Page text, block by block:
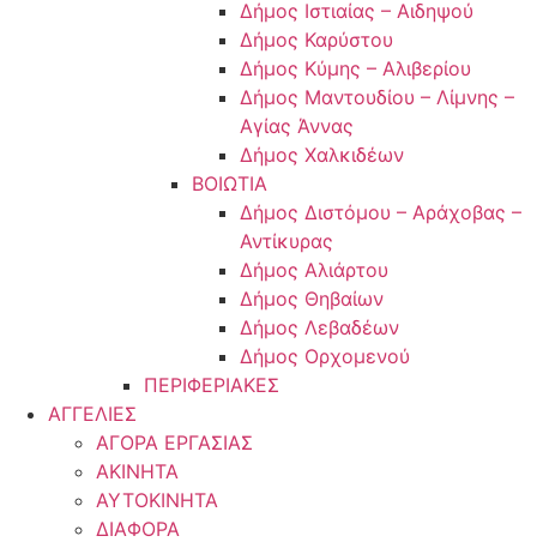
Δήμος Ιστιαίας – Αιδηψού
Δήμος Καρύστου
Δήμος Κύμης – Αλιβερίου
Δήμος Μαντουδίου – Λίμνης –
Αγίας Άννας
Δήμος Χαλκιδέων
ΒΟΙΩΤΙΑ
Δήμος Διστόμου – Αράχοβας –
Αντίκυρας
Δήμος Αλιάρτου
Δήμος Θηβαίων
Δήμος Λεβαδέων
Δήμος Ορχομενού
ΠΕΡΙΦΕΡΙΑΚΕΣ
ΑΓΓΕΛΙΕΣ
ΑΓΟΡΑ ΕΡΓΑΣΙΑΣ
ΑΚΙΝΗΤΑ
ΑΥΤΟΚΙΝΗΤΑ
ΔΙΑΦΟΡΑ